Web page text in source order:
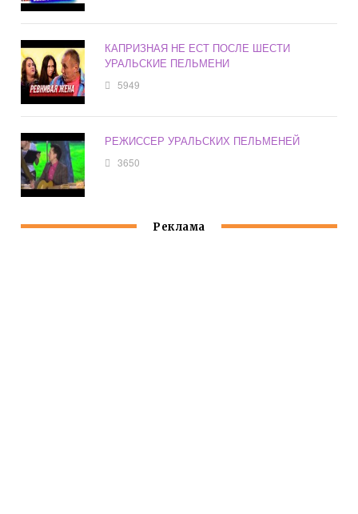
КАПРИЗНАЯ НЕ ЕСТ ПОСЛЕ ШЕСТИ
УРАЛЬСКИЕ ПЕЛЬМЕНИ
5949
РЕЖИССЕР УРАЛЬСКИХ ПЕЛЬМЕНЕЙ
3650
Реклама